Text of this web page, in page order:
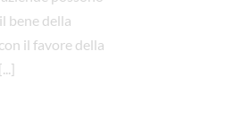
bene della
il favore della
[...]